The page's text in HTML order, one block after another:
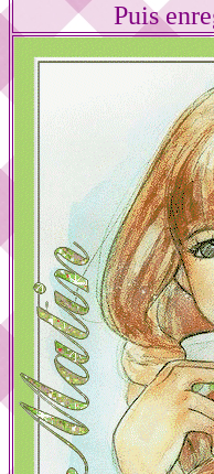
Puis